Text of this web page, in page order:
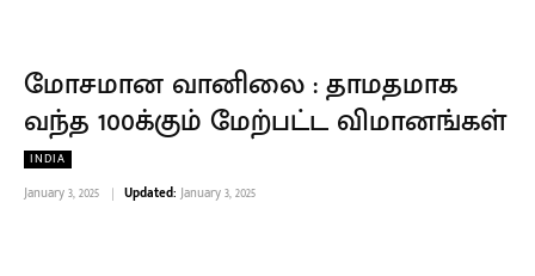
மோசமான வானிலை : தாமதமாக
வந்த 100க்கும் மேற்பட்ட விமானங்கள்
INDIA
January 3, 2025 Updated: January 3, 2025